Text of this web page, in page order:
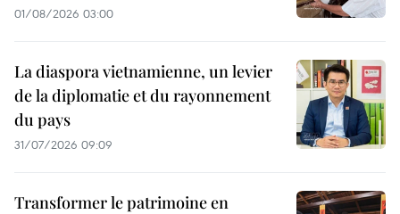
01/08/2026 03:00
La diaspora vietnamienne, un levier
de la diplomatie et du rayonnement
du pays
31/07/2026 09:09
Transformer le patrimoine en